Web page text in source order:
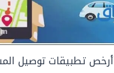
أرخص تطبيقات توصيل